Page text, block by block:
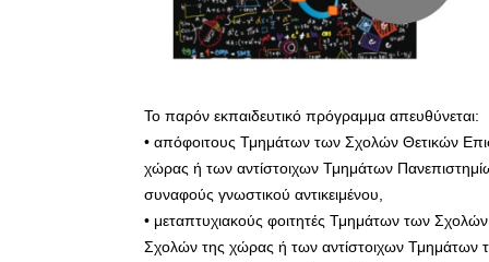
Το παρόν εκπαιδευτικό πρόγραμμα απευθύνεται:
• απόφοιτους Τμημάτων των Σχολών Θετικών
χώρας ή των αντίστοιχων Τμημάτων
συναφούς γνωστικού αντικειμένου,
• μεταπτυχιακούς φοιτητές Τμημάτων των
Σχολών της χώρας ή των αντίστοιχων Τμημάτων